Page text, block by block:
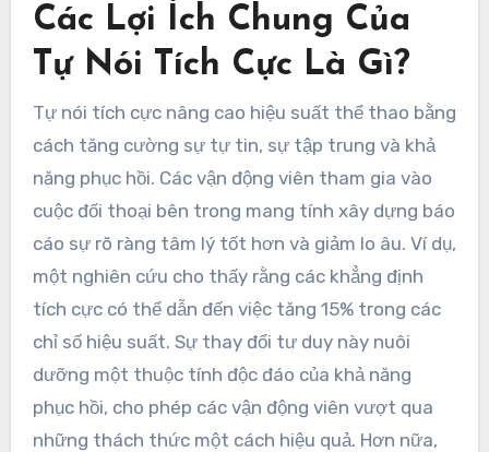
Các Lợi Ích Chung Của
Tự Nói Tích Cực Là Gì?
Tự nói tích cực nâng cao hiệu suất thể thao bằng
cách tăng cường sự tự tin, sự tập trung và khả
năng phục hồi. Các vận động viên tham gia vào
cuộc đối thoại bên trong mang tính xây dựng báo
cáo sự rõ ràng tâm lý tốt hơn và giảm lo âu. Ví dụ,
một nghiên cứu cho thấy rằng các khẳng định
tích cực có thể dẫn đến việc tăng 15% trong các
chỉ số hiệu suất. Sự thay đổi tư duy này nuôi
dưỡng một thuộc tính độc đáo của khả năng
phục hồi, cho phép các vận động viên vượt qua
những thách thức một cách hiệu quả. Hơn nữa,